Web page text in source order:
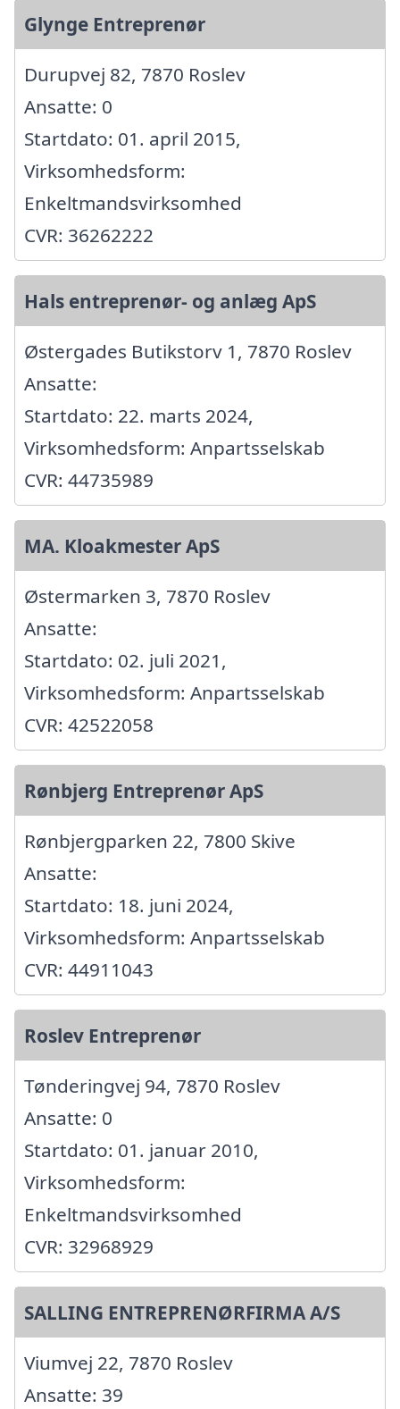
Glynge Entreprenør
Durupvej 82, 7870 Roslev
Ansatte: 0
Startdato: 01. april 2015,
Virksomhedsform:
Enkeltmandsvirksomhed
CVR: 36262222
Hals entreprenør- og anlæg ApS
Østergades Butikstorv 1, 7870 Roslev
Ansatte:
Startdato: 22. marts 2024,
Virksomhedsform: Anpartsselskab
CVR: 44735989
MA. Kloakmester ApS
Østermarken 3, 7870 Roslev
Ansatte:
Startdato: 02. juli 2021,
Virksomhedsform: Anpartsselskab
CVR: 42522058
Rønbjerg Entreprenør ApS
Rønbjergparken 22, 7800 Skive
Ansatte:
Startdato: 18. juni 2024,
Virksomhedsform: Anpartsselskab
CVR: 44911043
Roslev Entreprenør
Tønderingvej 94, 7870 Roslev
Ansatte: 0
Startdato: 01. januar 2010,
Virksomhedsform:
Enkeltmandsvirksomhed
CVR: 32968929
SALLING ENTREPRENØRFIRMA A/S
Viumvej 22, 7870 Roslev
Ansatte: 39